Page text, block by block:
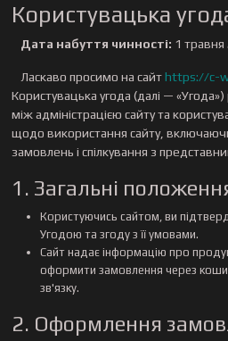
Користувацька
Дата набуття чинності: 1
Ласкаво просимо на сайтhttps://c-
Користувацька угода (далі —
між адміністрацією сайту та
щодо використання сайту,
замовлень і спілкування з
1. Загальні
Користуючись сайтом, ви
Угодою та згоду з її умовами.
Сайт надає інформацію про
оформити замовлення через
зв'язку.
2. Оформлення